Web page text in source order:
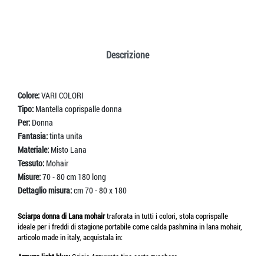
Descrizione
Colore:VARI COLORI
Tipo: Mantella coprispalle donna
Per: Donna
Fantasia:tinta unita
Materiale: Misto Lana
Tessuto: Mohair
Misure:70 - 80 cm 180 long
Dettaglio misura:cm 70 - 80 x 180
Sciarpa donna di Lana mohairtraforata in tutti i colori, stola coprispalle
ideale per i freddi di stagione portabile come calda pashmina in lana mohair,
articolo made in italy, acquistala in: